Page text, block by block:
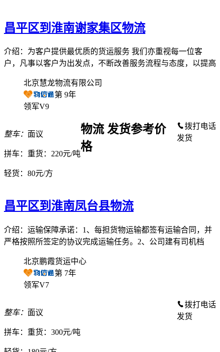
昌平区到淮南谢家集区物流
介绍：为客户提供最优质的货运服务 我们亦重视每一位客
户，凡事以客户为出发点，不断改善服务流程与态度，以提高
北京慧龙物流有限公司
第 9年
领军V9
整车： 面议
拼车： 重货：220元/吨
轻货： 80元/方
拨打电话
发货
昌平区到淮南凤台县物流
介绍：运输保障承诺：1、每担货物运输都签有运输合同，并
严格按照所签定的协议完成运输任务。2、公司建有司机档
北京鹏霞货运中心
第 7年
领军V7
整车： 面议
拼车： 重货：300元/吨
拨打电话
发货
物流 发货参考价
格